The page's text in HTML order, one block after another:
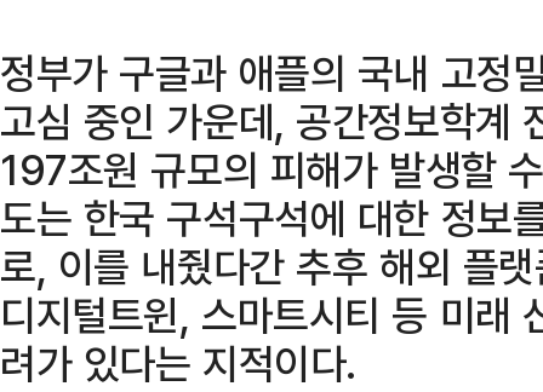
정부가 구글과 애플의 국내 고정
고심 중인 가운데, 공간정보학계
197조원 규모의 피해가 발생할
도는 한국 구석구석에 대한 정보
로, 이를 내줬다간 추후 해외 플
디지털트윈, 스마트시티 등 미래
려가 있다는 지적이다.